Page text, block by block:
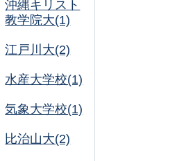
沖縄キリスト
教学院大(1)
江戸川大(2)
水産大学校(1)
気象大学校(1)
比治山大(2)